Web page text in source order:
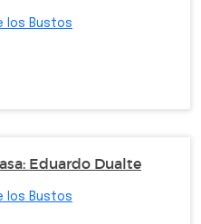
los Bustos
Eduardo Dualte
los Bustos